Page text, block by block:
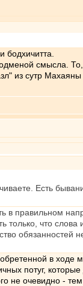
бодхичитта.
смысла. То,
из сутр
Есть
правильном
что
обязанностей
в ходе
потуг,
не очевидно -